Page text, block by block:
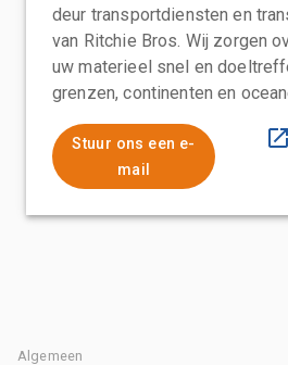
deur transportdiensten en
van Ritchie Bros. Wij zorgen
uw materieel snel en
grenzen, continenten en
Stuur ons een e-
mail
Algemeen